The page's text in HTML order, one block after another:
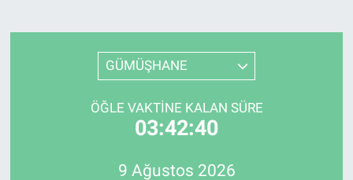
GÜMÜŞHANE
ÖĞLE VAKTINE KALAN SÜRE
03:42:40
9 Ağustos 2026
Depolama Çözümleri
İnşaat ve Malzeme
HaberOrtak